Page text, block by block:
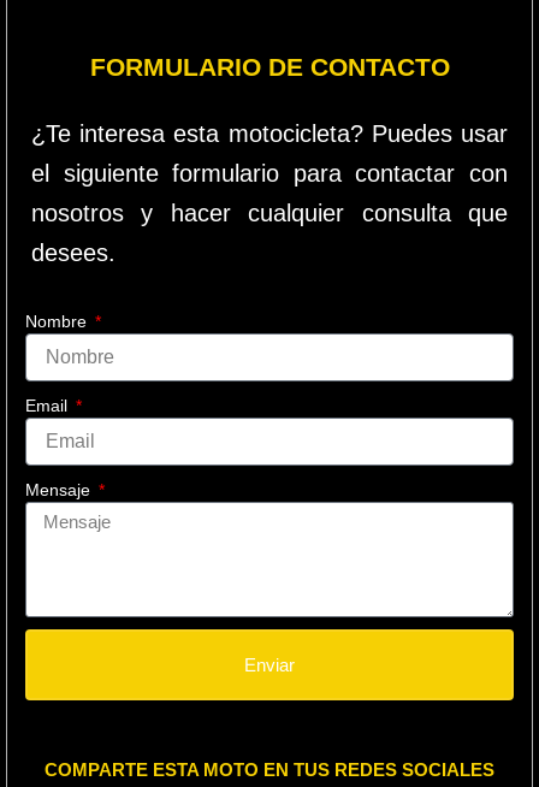
FORMULARIO DE CONTACTO
¿Te interesa esta motocicleta? Puedes usar
el siguiente formulario para contactar con
nosotros y hacer cualquier consulta que
desees.
Nombre
Email
Mensaje
Enviar
COMPARTE ESTA MOTO EN TUS REDES SOCIALES